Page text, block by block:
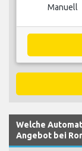
Manuell
Welche
Angebot bei